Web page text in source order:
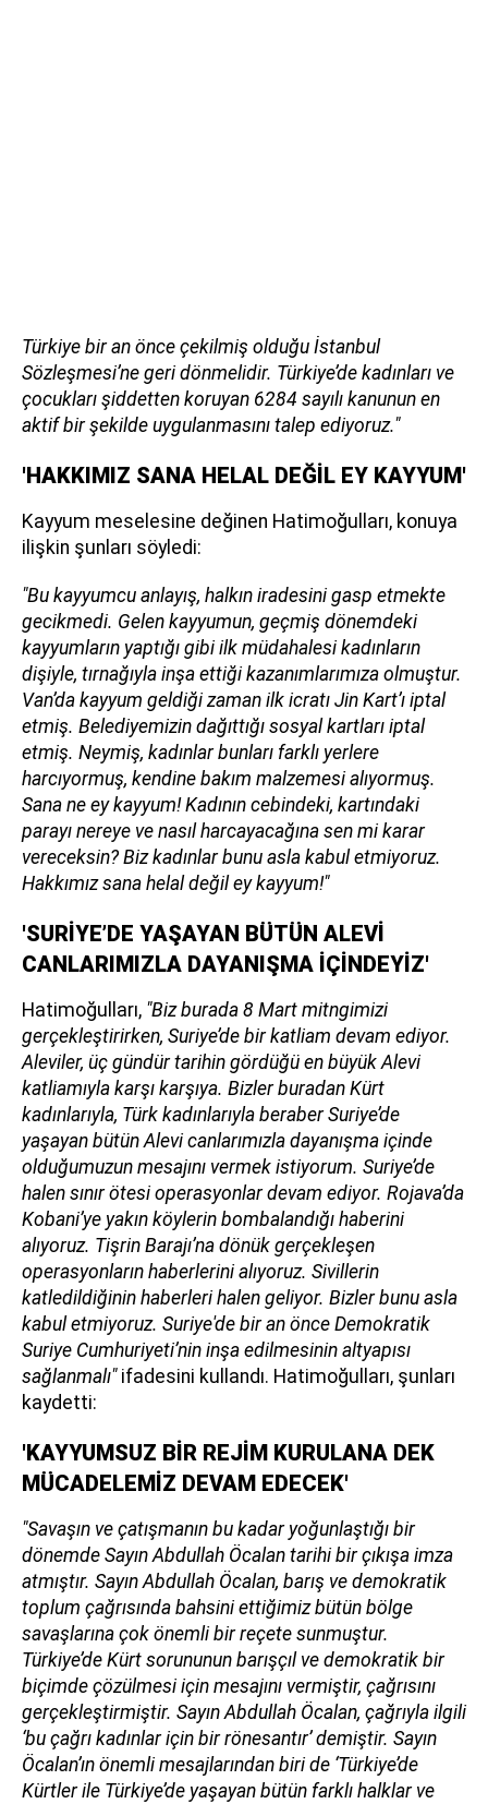
Türkiye bir an önce çekilmiş olduğu İstanbul
Sözleşmesi’ne geri dönmelidir. Türkiye’de kadınları ve
çocukları şiddetten koruyan 6284 sayılı kanunun en
aktif bir şekilde uygulanmasını talep ediyoruz."
'HAKKIMIZ SANA HELAL DEĞİL EY KAYYUM'
Kayyum meselesine değinen Hatimoğulları, konuya
ilişkin şunları söyledi:
"Bu kayyumcu anlayış, halkın iradesini gasp etmekte
gecikmedi. Gelen kayyumun, geçmiş dönemdeki
kayyumların yaptığı gibi ilk müdahalesi kadınların
dişiyle, tırnağıyla inşa ettiği kazanımlarımıza olmuştur.
Van’da kayyum geldiği zaman ilk icratı Jin Kart’ı iptal
etmiş. Belediyemizin dağıttığı sosyal kartları iptal
etmiş. Neymiş, kadınlar bunları farklı yerlere
harcıyormuş, kendine bakım malzemesi alıyormuş.
Sana ne ey kayyum! Kadının cebindeki, kartındaki
parayı nereye ve nasıl harcayacağına sen mi karar
vereceksin? Biz kadınlar bunu asla kabul etmiyoruz.
Hakkımız sana helal değil ey kayyum!"
'SURİYE’DE YAŞAYAN BÜTÜN ALEVİ
CANLARIMIZLA DAYANIŞMA İÇİNDEYİZ'
Hatimoğulları, "Biz burada 8 Mart mitngimizi
gerçekleştirirken, Suriye’de bir katliam devam ediyor.
Aleviler, üç gündür tarihin gördüğü en büyük Alevi
katliamıyla karşı karşıya. Bizler buradan Kürt
kadınlarıyla, Türk kadınlarıyla beraber Suriye’de
yaşayan bütün Alevi canlarımızla dayanışma içinde
olduğumuzun mesajını vermek istiyorum. Suriye’de
halen sınır ötesi operasyonlar devam ediyor. Rojava’da
Kobani’ye yakın köylerin bombalandığı haberini
alıyoruz. Tişrin Barajı’na dönük gerçekleşen
operasyonların haberlerini alıyoruz. Sivillerin
katledildiğinin haberleri halen geliyor. Bizler bunu asla
kabul etmiyoruz. Suriye'de bir an önce Demokratik
Suriye Cumhuriyeti’nin inşa edilmesinin altyapısı
sağlanmalı"ifadesini kullandı. Hatimoğulları, şunları
kaydetti:
'KAYYUMSUZ BİR REJİM KURULANA DEK
MÜCADELEMİZ DEVAM EDECEK'
"Savaşın ve çatışmanın bu kadar yoğunlaştığı bir
dönemde Sayın Abdullah Öcalan tarihi bir çıkışa imza
atmıştır. Sayın Abdullah Öcalan, barış ve demokratik
toplum çağrısında bahsini ettiğimiz bütün bölge
savaşlarına çok önemli bir reçete sunmuştur.
Türkiye’de Kürt sorununun barışçıl ve demokratik bir
biçimde çözülmesi için mesajını vermiştir, çağrısını
gerçekleştirmiştir. Sayın Abdullah Öcalan, çağrıyla ilgili
‘bu çağrı kadınlar için bir rönesantır’ demiştir. Sayın
Öcalan’ın önemli mesajlarından biri de ‘Türkiye’de
Kürtler ile Türkiye’de yaşayan bütün farklı halklar ve